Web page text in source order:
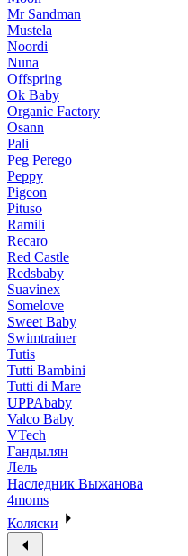
Mr Sandman
Mustela
Noordi
Nuna
Offspring
Ok Baby
Organic Factory
Osann
Pali
Peg Perego
Peppy
Pigeon
Pituso
Ramili
Recaro
Red Castle
Redsbaby
Suavinex
Somelove
Sweet Baby
Swimtrainer
Tutis
Tutti Bambini
Tutti di Mare
UPPAbaby
Valco Baby
VTech
Гандылян
Лель
Наследник Выжанова
4moms
Коляски